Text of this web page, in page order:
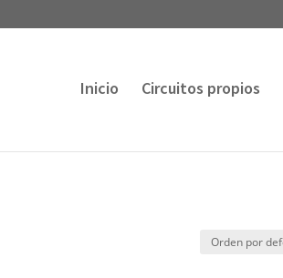
Inicio Circuitos propios